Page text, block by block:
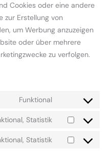
Cookies oder eine andere
zur Erstellung von
um Werbung anzuzeigen
oder über mehrere
zu verfolgen.
Funktional
Statistik
Statistik